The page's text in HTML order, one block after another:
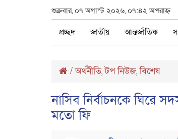
শুক্রবার, ০৭ অগাস্ট ২০২৬, ০৭:৪২ অপরাহ্ন
প্রচ্ছদ জাতীয় আন্তর্জাতিক
/অর্থনীতি,টপ নিউজ,বিশেষ
নাসিব নির্বাচনকে ঘিরে
মতো ফি